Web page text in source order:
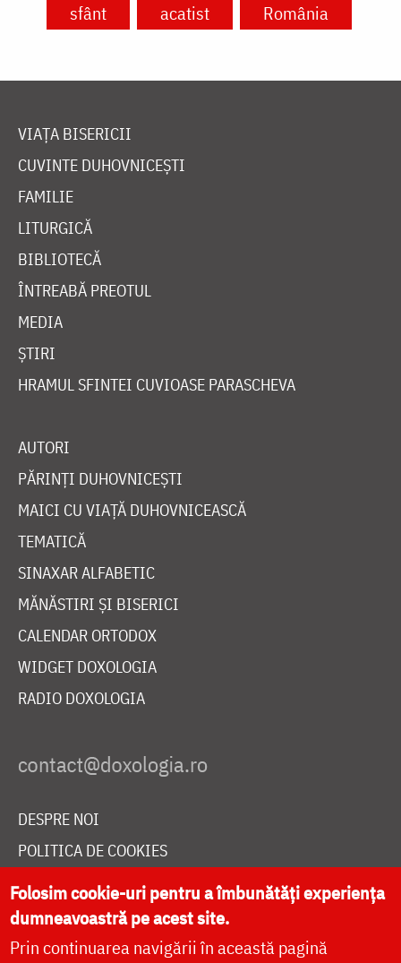
sfânt acatist România
VIAȚA BISERICII
CUVINTE DUHOVNICEȘTI
FAMILIE
LITURGICĂ
BIBLIOTECĂ
ÎNTREABĂ PREOTUL
MEDIA
ȘTIRI
HRAMUL SFINTEI CUVIOASE PARASCHEVA
AUTORI
PĂRINȚI DUHOVNICEȘTI
MAICI CU VIAȚĂ DUHOVNICEASCĂ
TEMATICĂ
SINAXAR ALFABETIC
MĂNĂSTIRI ȘI BISERICI
CALENDAR ORTODOX
WIDGET DOXOLOGIA
RADIO DOXOLOGIA
DESPRE NOI
POLITICA DE COOKIES
DONEAZĂ ONLINE PENTRU CATEDRALA NAȚIONALĂ
LIVE
Folosim cookie-uri pentru a îmbunătăți experiența
dumneavoastră pe acest site.
Prin continuarea navigării în această pagină